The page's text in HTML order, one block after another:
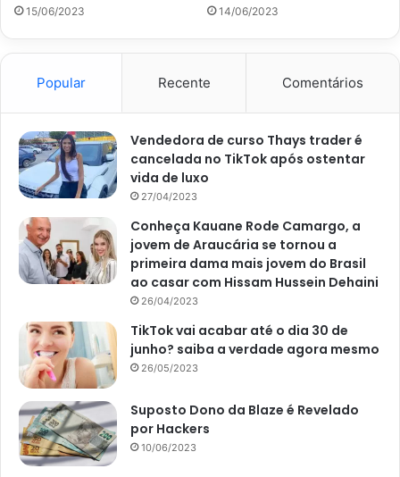
3- Depois disso, é hora de colocar o alho picado por 01
do alho
reino e misturar.
5- Outro passo simples e importante é deixar a mistura
cozinhar por mais ou menos 10 minutos em fogo baixo,
mexendo de vez em quando
6- Adicione o manjericão fresco picado à panela e misture
7- Sirva o macarrão com o molho de tomate e manjericão
fresco por cima.
8- Se desejar, polvilhe queijo parmesão ralado por cima
antes de servir.
15/06/2023 14/06/2023
Popular Recente Comentários
Vendedora de curso Thays trader é
cancelada no TikTok após ostentar
vida de luxo
27/04/2023
Conheça Kauane Rode Camargo, a
jovem de Araucária se tornou a
primeira dama mais jovem do Brasil
ao casar com Hissam Hussein Dehaini
26/04/2023
TikTok vai acabar até o dia 30 de
junho? saiba a verdade agora mesmo
26/05/2023
Suposto Dono da Blaze é Revelado
por Hackers
10/06/2023